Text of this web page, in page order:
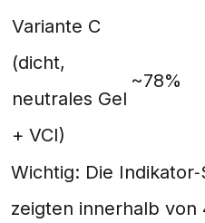
Variante C
(dicht,
neutrales Gel
+ VCI)
~78%
Wichtig: Die
zeigten innerhalb von